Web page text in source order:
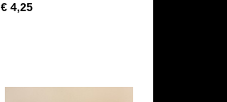
€ 4,25